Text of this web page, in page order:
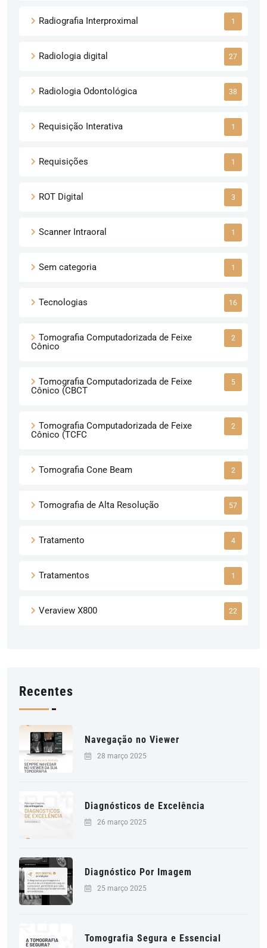
Radiografia Interproximal 1
Radiologia digital 27
Radiologia Odontológica 38
Requisição Interativa 1
Requisições 1
ROT Digital 3
Scanner Intraoral 1
Sem categoria 1
Tecnologias 16
Tomografia Computadorizada de Feixe
Cônico
2
Tomografia Computadorizada de Feixe
Cônico (CBCT
5
Tomografia Computadorizada de Feixe
Cônico (TCFC
2
Tomografia Cone Beam 2
Tomografia de Alta Resolução 57
Tratamento 4
Tratamentos 1
Veraview X800 22
Recentes
Navegação no Viewer
28 março 2025
Diagnósticos de Excelência
26 março 2025
Diagnóstico Por Imagem
25 março 2025
Tomografia Segura e Essencial